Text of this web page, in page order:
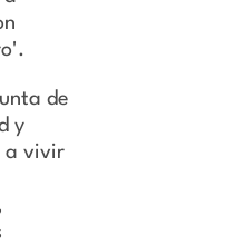
de
y
a vivir